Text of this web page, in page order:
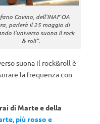
Covino, dell’INAF OA
parlerà il 25 maggio di
l’universo suona il rock
& roll”.
suona il rock&roll è
la frequenza con
di Marte e della
più rosso e